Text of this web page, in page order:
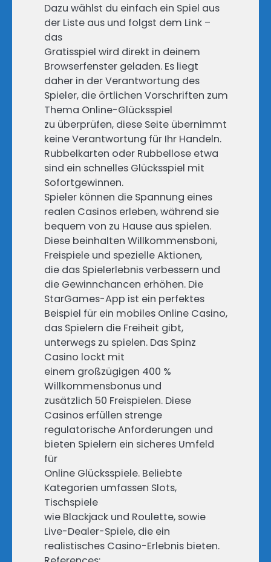
Dazu wählst du einfach ein Spiel aus
der Liste aus und folgst dem Link –
das
Gratisspiel wird direkt in deinem
Browserfenster geladen. Es liegt
daher in der Verantwortung des
Spieler, die örtlichen Vorschriften zum
Thema Online-Glücksspiel
zu überprüfen, diese Seite übernimmt
keine Verantwortung für Ihr Handeln.
Rubbelkarten oder Rubbellose etwa
sind ein schnelles Glücksspiel mit
Sofortgewinnen.
Spieler können die Spannung eines
realen Casinos erleben, während sie
bequem von zu Hause aus spielen.
Diese beinhalten Willkommensboni,
Freispiele und spezielle Aktionen,
die das Spielerlebnis verbessern und
die Gewinnchancen erhöhen. Die
StarGames-App ist ein perfektes
Beispiel für ein mobiles Online Casino,
das Spielern die Freiheit gibt,
unterwegs zu spielen. Das Spinz
Casino lockt mit
einem großzügigen 400 %
Willkommensbonus und
zusätzlich 50 Freispielen. Diese
Casinos erfüllen strenge
regulatorische Anforderungen und
bieten Spielern ein sicheres Umfeld
für
Online Glücksspiele. Beliebte
Kategorien umfassen Slots,
Tischspiele
wie Blackjack und Roulette, sowie
Live-Dealer-Spiele, die ein
realistisches Casino-Erlebnis bieten.